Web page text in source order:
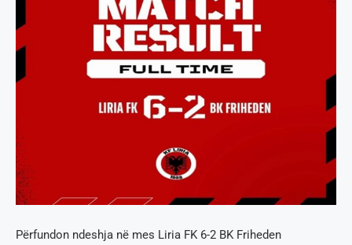
Përfundon ndeshja në mes Liria FK 6-2 BK Friheden